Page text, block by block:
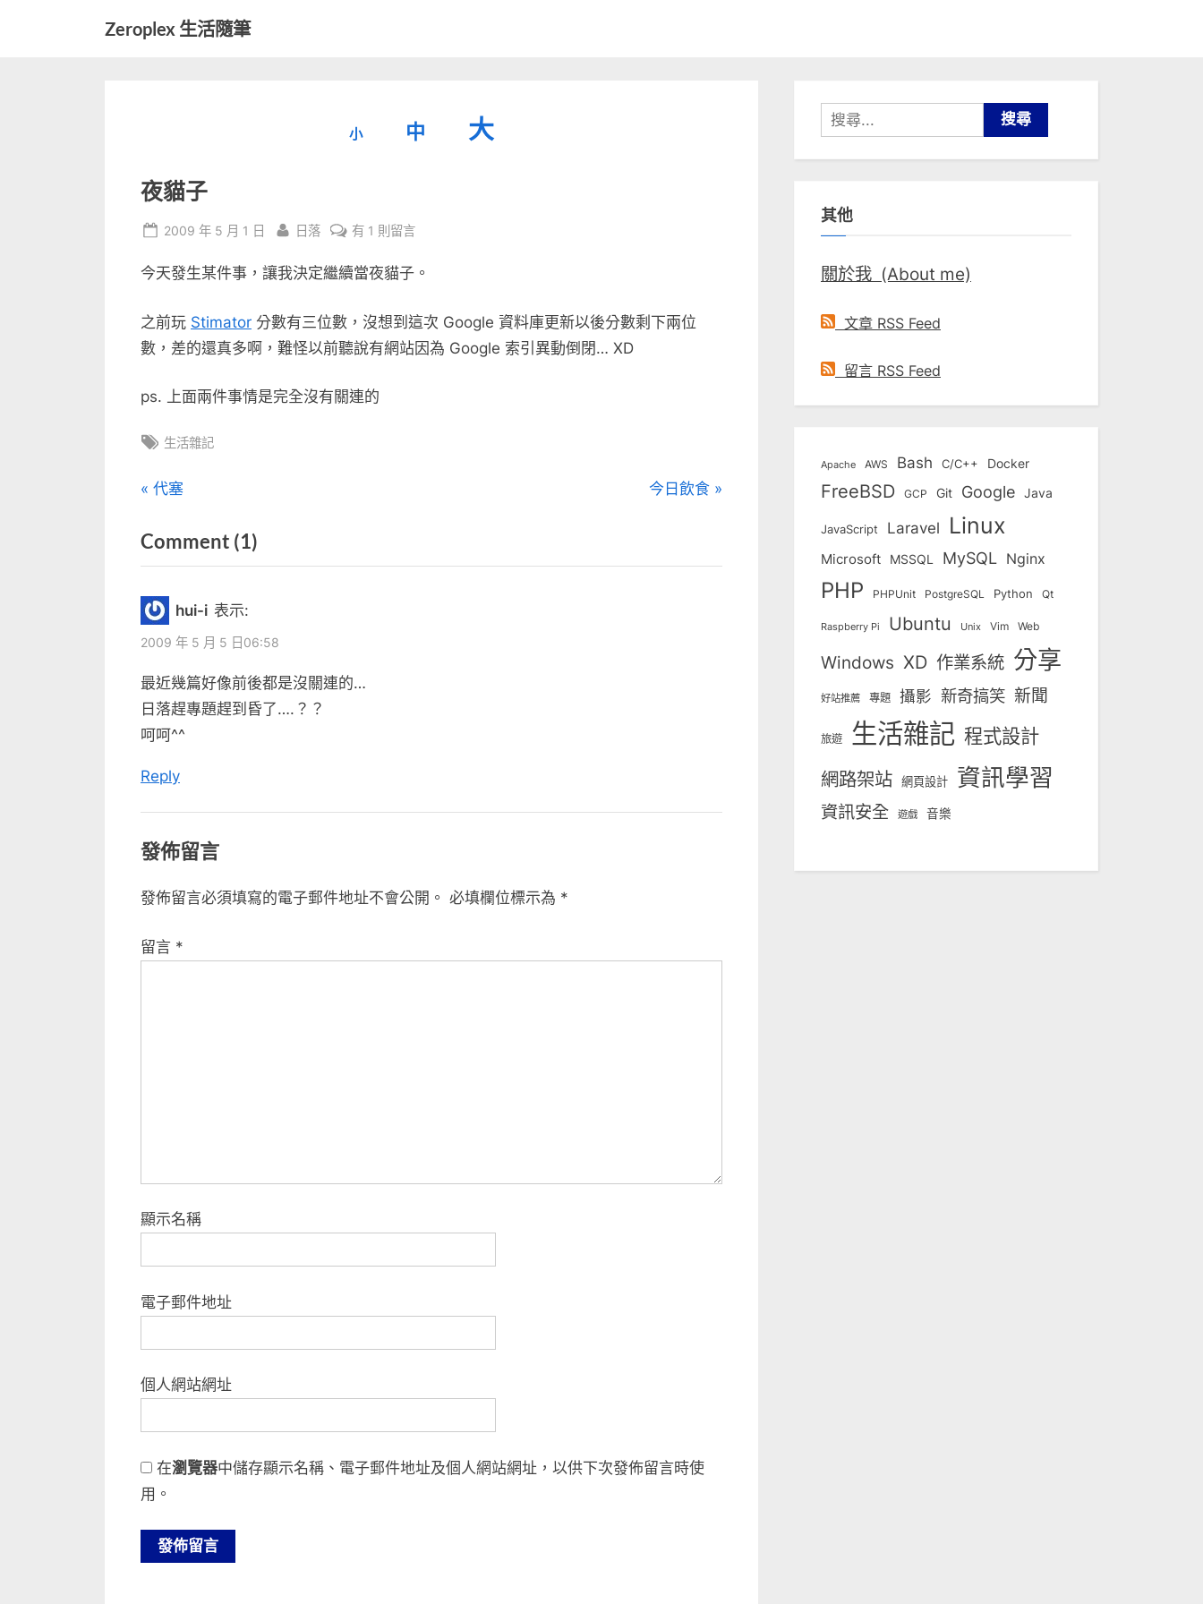
Zeroplex 生活隨筆
小
小
小。
中
重大
大
小。
夜貓子
Posted
2009 年 5 月 1 日 By
日落
在
貓
中
有 1 則留言
今天發生某件事，讓我決定繼續當夜貓子。
之前玩 Stimator 分數有三位數，沒想到這次 Google 資料庫更新以後分數剩下兩位
數，差的還真多啊，難怪以前聽說有網站因為 Google 索引異動倒閉… XD
ps. 上面兩件事情是完全沒有關連的
Tags:
生活雜記
文
章
導
覽
P
e
v
i
o
u
P
o
s
t
代塞
N
t
今日飲食
Comment (1)
“夜
hui-i 表示:
2009 年 5 月 5 日06:58
最近幾篇好像前後都是沒關連的…
日落趕專題趕到昏了….？？
呵呵^^
Reply
發佈留言
發佈留言必須填寫的電子郵件地址不會公開。 必填欄位標示為 *
留言 *
顯示名稱
電子郵件地址
個人網站網址
在瀏覽器中儲存顯示名稱、電子郵件地址及個人網站網址，以供下次發佈留言時使
用。
搜
尋
關
字:
其他
關於我 (About me)
文章 RSS Feed
留言 RSS Feed
Apache AWS Bash C/C++ Docker
FreeBSD GCP Git Google Java
JavaScript Laravel Linux
Microsoft MSSQL MySQL Nginx
PHP PHPUnit PostgreSQL Python Qt
Raspberry Pi Ubuntu Unix Vim Web
Windows XD 作業系統 分享
好站推薦 專題 攝影 新奇搞笑 新聞
旅遊 生活雜記 程式設計
網路架站 網頁設計 資訊學習
資訊安全 遊戲 音樂